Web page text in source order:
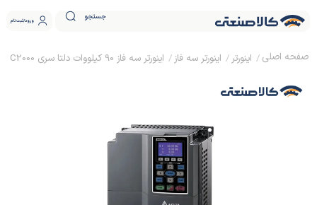
جستجو ورود ثبت نام
اینورتر اینورتر سه فاز اینورتر سه فاز 90 کیلووات دلتا سری C2000